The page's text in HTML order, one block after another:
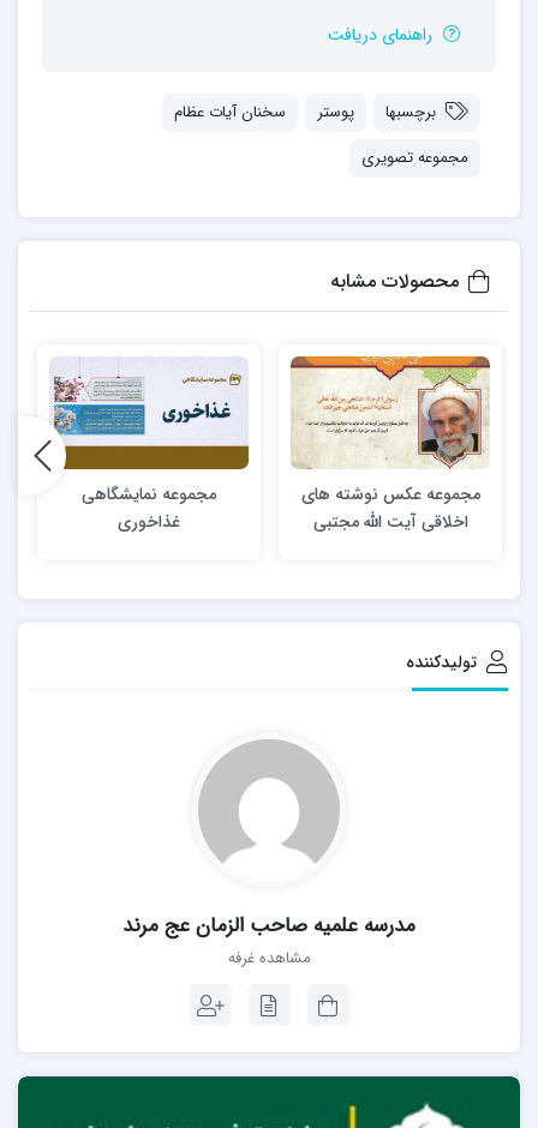
راهنمای دریافت
برچسبها پوستر
سخنان آیات عظام
مجموعه تصویری
محصولات مشابه
مجموعه عکس نوشته های
اخلاقی آیت الله مجتبی
مجموعه نمایشگاهی
غذاخوری
تولیدکننده
مدرسه علمیه صاحب الزمان عج مرند
مشاهده غرفه